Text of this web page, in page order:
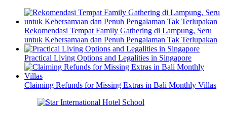
Rekomendasi Tempat Family Gathering di Lampung, Seru
untuk Kebersamaan dan Penuh Pengalaman Tak Terlupakan
Practical Living Options and Legalities in Singapore
Claiming Refunds for Missing Extras in Bali Monthly Villas